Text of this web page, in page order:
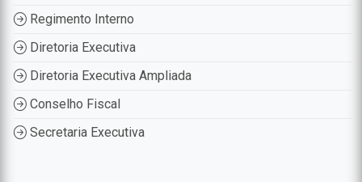
Regimento Interno
Diretoria Executiva
Diretoria Executiva Ampliada
Conselho Fiscal
Secretaria Executiva